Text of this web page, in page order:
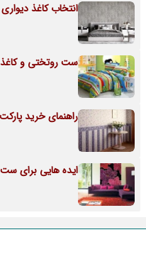
انتخاب کاغذ
ست روتختی و
راهنمای خرید
ایده هایی برای